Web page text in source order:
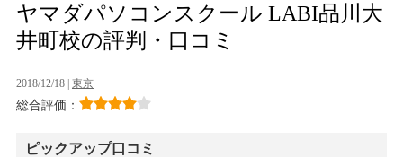
ヤマダパソコンスクール LABI品川大
井町校の評判・口コミ
2018/12/18 | 東京
総合評価：
ピックアップ口コミ